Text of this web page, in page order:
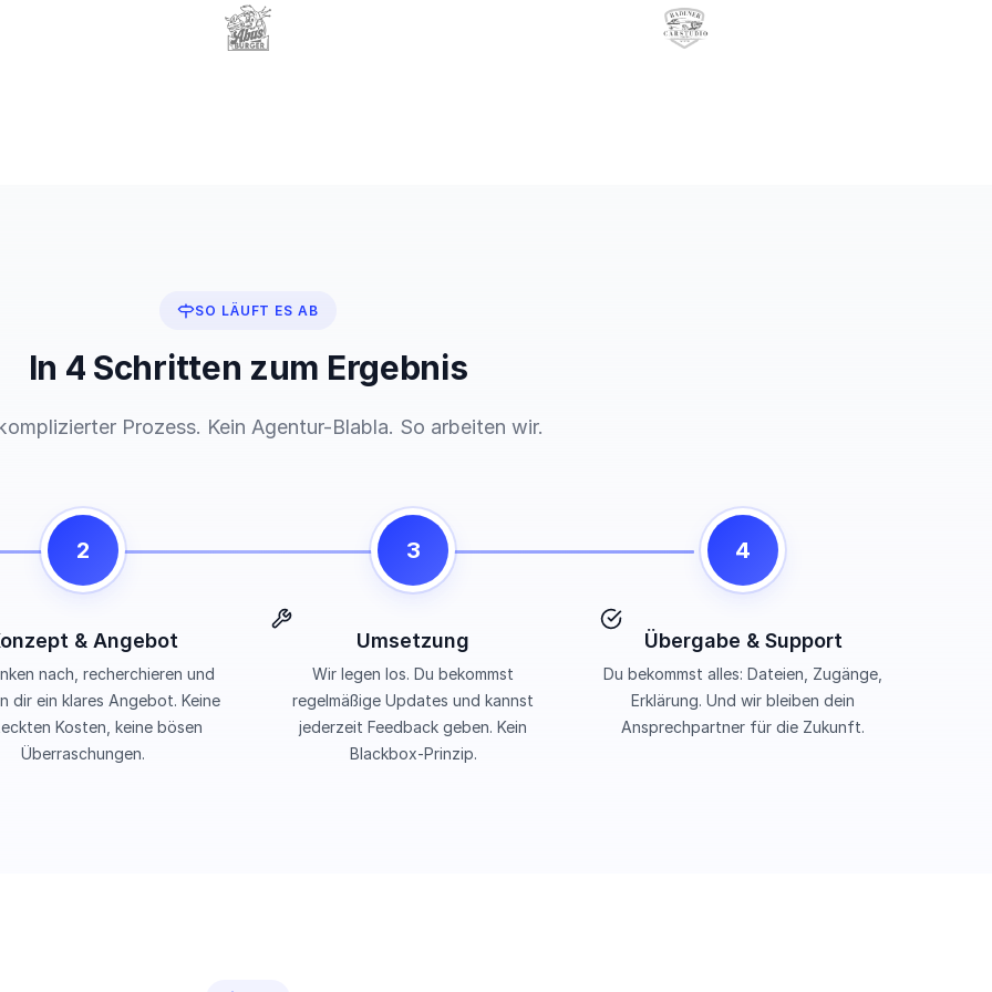
SO LÄUFT ES AB
In 4 Schritten zum Ergebnis
Prozess. Kein Agentur-Blabla. So arbeiten wir.
2
& Angebot
nach, recherchieren und
dir ein klares Angebot. Keine
Kosten, keine bösen
Überraschungen.
3
Umsetzung
Wir legen los. Du bekommst
regelmäßige Updates und kannst
jederzeit Feedback geben. Kein
Blackbox-Prinzip.
4
Übergabe & Support
Du bekommst alles: Dateien, Zugänge,
Erklärung. Und wir bleiben dein
Ansprechpartner für die Zukunft.